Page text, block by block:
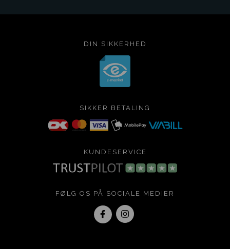
DIN SIKKERHED
SIKKER BETALING
KUNDESERVICE
FØLG OS PÅ SOCIALE MEDIER